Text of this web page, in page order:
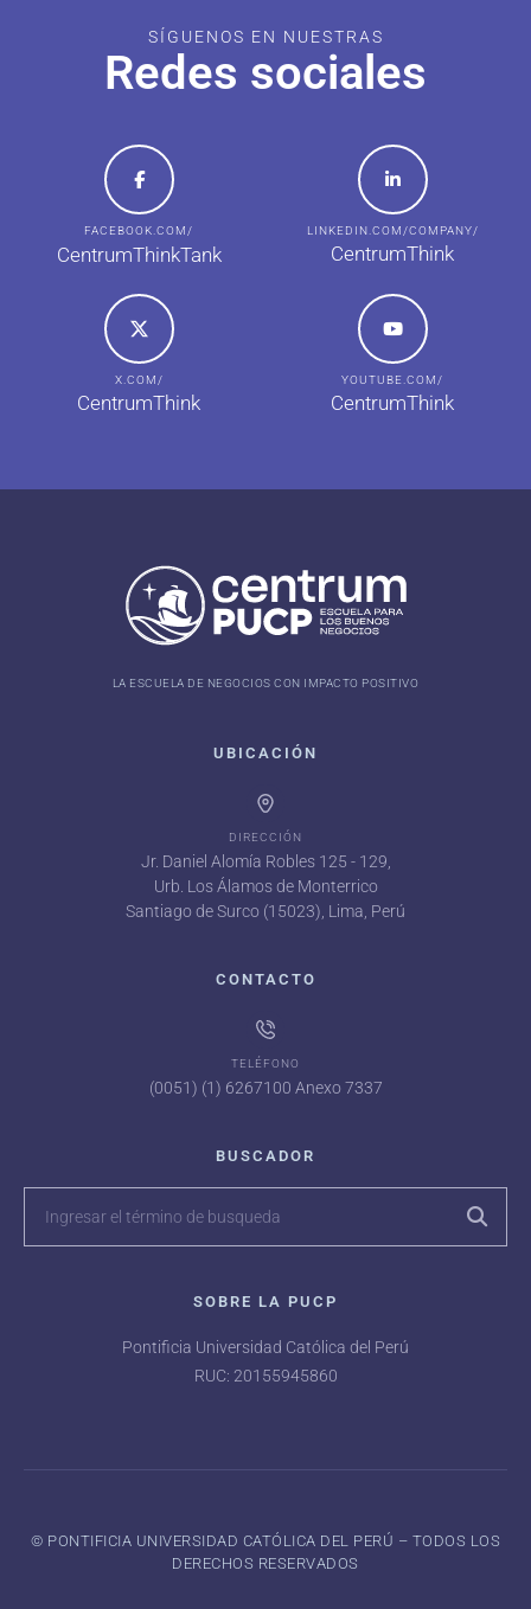
SÍGUENOS EN NUESTRAS
Redes sociales
FACEBOOK.COM/
CentrumThinkTank
LINKEDIN.COM/COMPANY/
CentrumThink
X.COM/
CentrumThink
YOUTUBE.COM/
CentrumThink
LA ESCUELA DE NEGOCIOS CON IMPACTO POSITIVO
UBICACIÓN
DIRECCIÓN
Jr. Daniel Alomía Robles 125 - 129,
Urb. Los Álamos de Monterrico
Santiago de Surco (15023), Lima, Perú
CONTACTO
TELÉFONO
(0051) (1) 6267100 Anexo 7337
BUSCADOR
SOBRE LA PUCP
Pontificia Universidad Católica del Perú
RUC: 20155945860
©️ PONTIFICIA UNIVERSIDAD CATÓLICA DEL PERÚ – TODOS LOS
DERECHOS RESERVADOS